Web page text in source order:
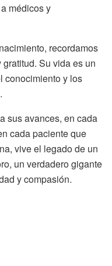
médicos y
recordamos
Su vida es un
conocimiento y los
sus avances, en cada
cada paciente que
vive el legado de un
un verdadero gigante
y compasión.